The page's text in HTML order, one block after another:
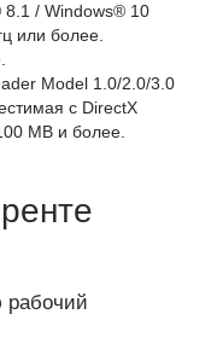
/ Windows® 10
или более.
Model 1.0/2.0/3.0
с DirectX
MB и более.
рабочий